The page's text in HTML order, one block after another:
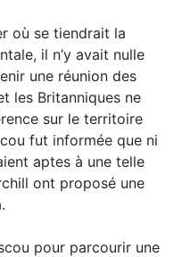
où se tiendrait la
il n’y avait nulle
une réunion des
les Britanniques ne
sur le territoire
fut informée que ni
aptes à une telle
ont proposé une
pour parcourir une